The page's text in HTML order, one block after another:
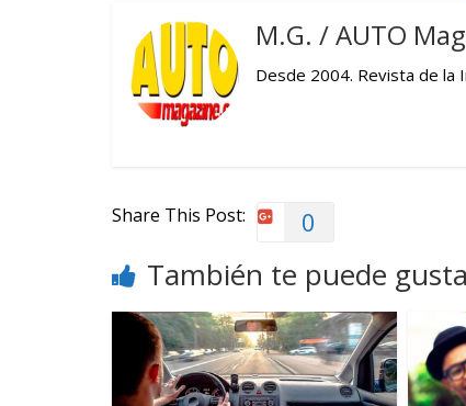
M.G. / AUTO
Desde 2004. Revista de
Share This Post: 0
También te puede